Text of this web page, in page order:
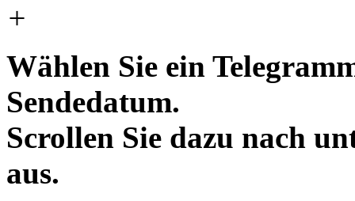
+
Wählen Sie ein
Sendedatum.
Scrollen Sie dazu nach
aus.